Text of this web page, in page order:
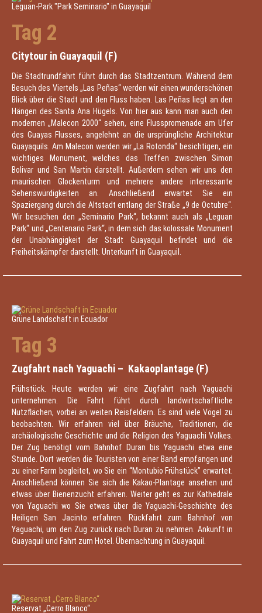
Leguan-Park "Park Seminario" in Guayaquil
Tag 2
Citytour in Guayaquil (F)
Die Stadtrundfahrt führt durch das Stadtzentrum. Während dem
Besuch des Viertels „Las Peñas“ werden wir einen wunderschönen
Blick über die Stadt und den Fluss haben. Las Peñas liegt an den
Hängen des Santa Ana Hügels. Von hier aus kann man auch den
modernen „Malecon 2000“ sehen, eine Flusspromenade am Ufer
des Guayas Flusses, angelehnt an die ursprüngliche Architektur
Guayaquils. Am Malecon werden wir „La Rotonda“ besichtigen, ein
wichtiges Monument, welches das Treffen zwischen Simon
Bolivar und San Martin darstellt. Außerdem sehen wir uns den
maurischen Glockenturm und mehrere andere interessante
Sehenswürdigkeiten an. Anschließend erwartet Sie ein
Spaziergang durch die Altstadt entlang der Straße „9 de Octubre“.
Wir besuchen den „Seminario Park“, bekannt auch als „Leguan
Park“ und „Centenario Park“, in dem sich das kolossale Monument
der Unabhängigkeit der Stadt Guayaquil befindet und die
Freiheitskämpfer darstellt. Unterkunft in Guayaquil.
Grüne Landschaft in Ecuador
Tag 3
Zugfahrt nach Yaguachi – Kakaoplantage (F)
Frühstück. Heute werden wir eine Zugfahrt nach Yaguachi
unternehmen. Die Fahrt führt durch landwirtschaftliche
Nutzflächen, vorbei an weiten Reisfeldern. Es sind viele Vögel zu
beobachten. Wir erfahren viel über Bräuche, Traditionen, die
archäologische Geschichte und die Religion des Yaguachi Volkes.
Der Zug benötigt vom Bahnhof Duran bis Yaguachi etwa eine
Stunde. Dort werden die Touristen von einer Band empfangen und
zu einer Farm begleitet, wo Sie ein “Montubio Frühstück” erwartet.
Anschließend können Sie sich die Kakao-Plantage ansehen und
etwas über Bienenzucht erfahren. Weiter geht es zur Kathedrale
von Yaguachi wo Sie etwas über die Yaguachi-Geschichte des
Heiligen San Jacinto erfahren. Rückfahrt zum Bahnhof von
Yaguachi, um den Zug zurück nach Duran zu nehmen. Ankunft in
Guayaquil und Fahrt zum Hotel. Übernachtung in Guayaquil.
Reservat „Cerro Blanco“